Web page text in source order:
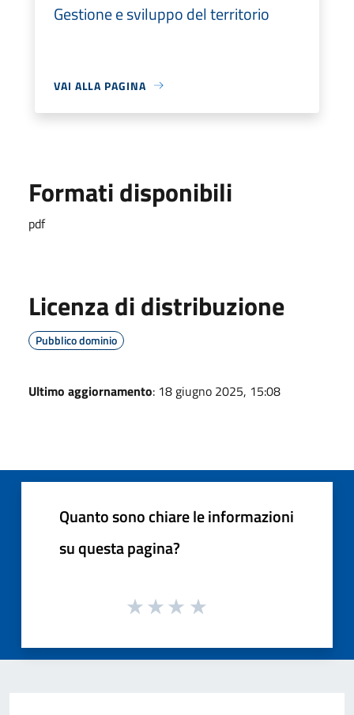
Gestione e sviluppo del territorio
VAI ALLA PAGINA
Formati disponibili
pdf
Licenza di distribuzione
Pubblico dominio
Ultimo aggiornamento: 18 giugno 2025, 15:08
Quanto sono chiare le informazioni
su questa pagina?